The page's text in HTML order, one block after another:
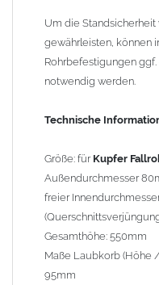
entleeren und die
aufzuschrauben!
Durch die
Wintermonaten
Regenrohrklappe
Der "Kombi" passt
Allgemeine Hinweise /
Wegen der
Kupferbauteile nicht mit
Bauteilen zusammen
Um die Standsicherheit
gewährleisten, können
Rohrbefestigungen
notwendig werden.
Technische
Größe: für Kupfer
Außendurchmesser
freier
Gesamthöhe: 550mm
Maße Laubkorb (Höhe
95mm